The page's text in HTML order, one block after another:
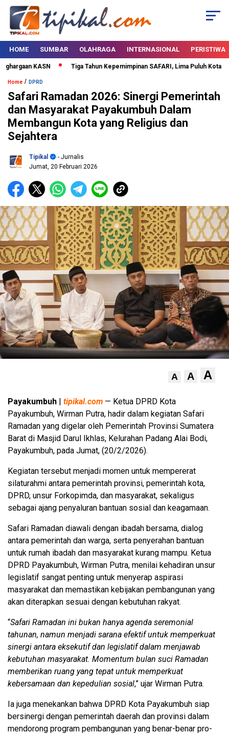
HOME SUMBAR OLAHRAGA INTERNASIONAL PERISTIWA
KASN Tiga Tahun Kepemimpinan SAFARI, Lima Puluh Kota
Home / DPRD
Safari Ramadan 2026: Sinergi Pemerintah
dan Masyarakat Payakumbuh Dalam
Membangun Kota yang Religius dan
Sejahtera
Tipikal
- Jurnalis
Jumat, 20 Februari 2026
A A A
Payakumbuh | tipikal.com — Ketua DPRD Kota
Payakumbuh, Wirman Putra, hadir dalam kegiatan Safari
Ramadan yang digelar oleh Pemerintah Provinsi Sumatera
Barat di Masjid Darul Ikhlas, Kelurahan Padang Alai Bodi,
Payakumbuh, pada Jumat, (20/2/2026).
Kegiatan tersebut menjadi momen untuk mempererat
silaturahmi antara pemerintah provinsi, pemerintah kota,
DPRD, unsur Forkopimda, dan masyarakat, sekaligus
sebagai ajang penyaluran bantuan sosial dan keagamaan.
Safari Ramadan diawali dengan ibadah bersama, dialog
antara pemerintah dan warga, serta penyerahan bantuan
untuk rumah ibadah dan masyarakat kurang mampu. Ketua
DPRD Payakumbuh, Wirman Putra, menilai kehadiran unsur
legislatif sangat penting untuk menyerap aspirasi
masyarakat dan memastikan kebijakan pembangunan yang
akan diterapkan sesuai dengan kebutuhan rakyat.
“Safari Ramadan ini bukan hanya agenda seremonial
tahunan, namun menjadi sarana efektif untuk memperkuat
sinergi antara eksekutif dan legislatif dalam menjawab
kebutuhan masyarakat. Momentum bulan suci Ramadan
memberikan ruang yang tepat untuk memperkuat
kebersamaan dan kepedulian sosial,” ujar Wirman Putra.
Ia juga menekankan bahwa DPRD Kota Payakumbuh siap
bersinergi dengan pemerintah daerah dan provinsi dalam
mendorong program pembangunan yang benar-benar pro-